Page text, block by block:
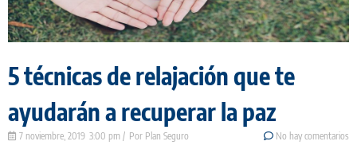
5 técnicas de relajación que te
ayudarán a recuperar la paz
Plan Seguro
7 noviembre, 2019 3:00 pm No hay comentarios